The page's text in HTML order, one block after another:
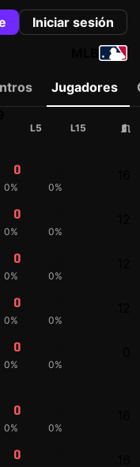
Iniciar sesión
Jugadores
L5 L15
0
0% 0%
0
0% 0%
0
0% 0%
0
0% 0%
0
0% 0%
0
0% 0%
0